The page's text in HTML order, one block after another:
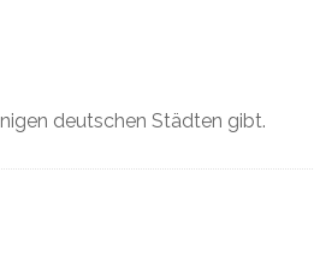
deutschen Städten gibt.